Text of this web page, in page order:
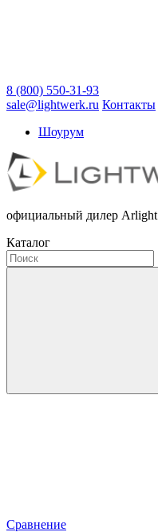
8 (800) 550-31-93
sale@lightwerk.ru Контакты
Шоурум
официальный дилер Arlight
Каталог
Сравнение